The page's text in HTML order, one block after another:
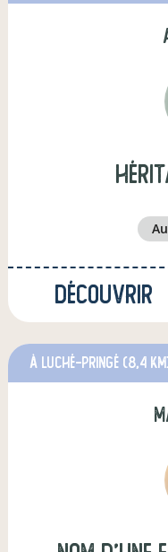
Découvrir
à Luché-Pringé (8,4